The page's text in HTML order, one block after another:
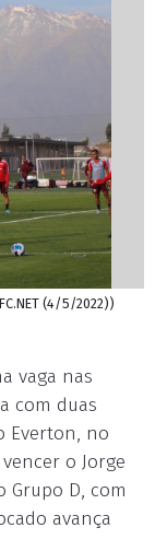
(4/5/2022))
vaga nas
com duas
Everton, no
o Jorge
Grupo D, com
avança